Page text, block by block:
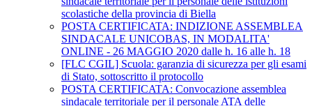
scolastiche della provincia di Biella
POSTA CERTIFICATA: INDIZIONE ASSEMBLEA
SINDACALE UNICOBAS, IN MODALITA'
ONLINE - 26 MAGGIO 2020 dalle h. 16 alle h. 18
[FLC CGIL] Scuola: garanzia di sicurezza per gli esami
di Stato, sottoscritto il protocollo
POSTA CERTIFICATA: Convocazione assemblea
sindacale territoriale per il personale ATA delle